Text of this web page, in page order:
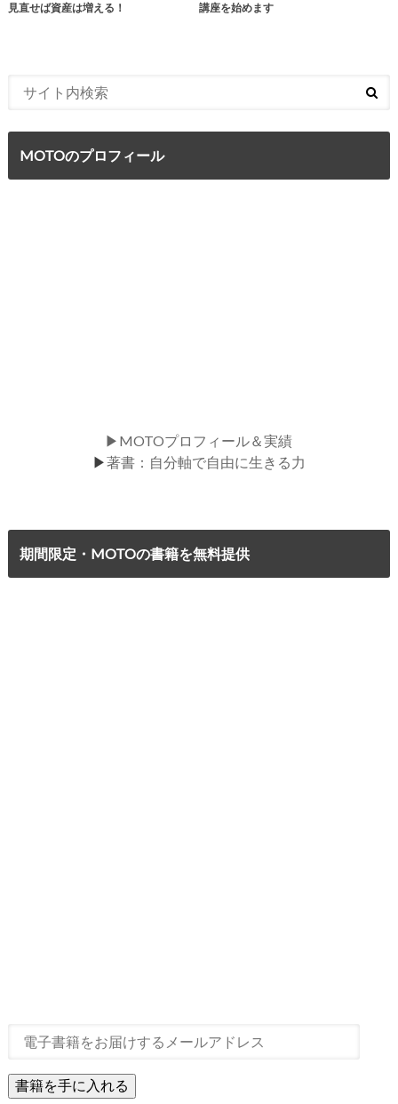
見直せば資産は増える！
講座を始めます
MOTOのプロフィール
▶MOTOプロフィール＆実績
▶著書：自分軸で自由に生きる力
期間限定・MOTOの書籍を無料提供